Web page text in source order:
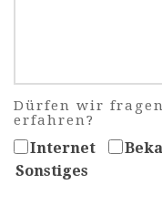
Dürfen wir
erfahren?
Internet
Sonstiges